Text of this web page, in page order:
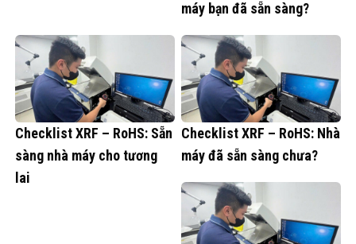
máy bạn đã sẵn sàng?
Checklist XRF – RoHS: Sẵn
sàng nhà máy cho tương
lai
Checklist XRF – RoHS: Nhà
máy đã sẵn sàng chưa?